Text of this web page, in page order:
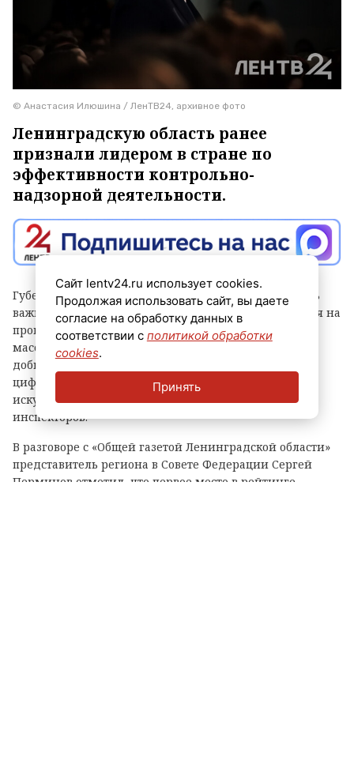
© Анастасия Илюшина / ЛенТВ24, архивное фото
Ленинградскую область ранее
признали лидером в стране по
эффективности контрольно-
надзорной деятельности.
Губернатор Александр Дрозденко заявил, что теперь
важно сохранить лидерство после отмены моратория на
проверки, а для этого контроль должен быть не
массовым, а точным и современным. Чтобы этого
добиться, в Ленобласти, в частности, развивают
цифровые сервисы, используют беспилотники и
искусственный интеллект, а также обучают
инспекторов.
В разговоре с «Общей газетой Ленинградской области»
представитель региона в Совете Федерации Сергей
Перминов отметил, что первое место в рейтинге
Сайт lentv24.ru использует cookies.
Продолжая использовать сайт, вы даете
согласие на обработку данных в
соответствии с политикой обработки
cookies.
Принять